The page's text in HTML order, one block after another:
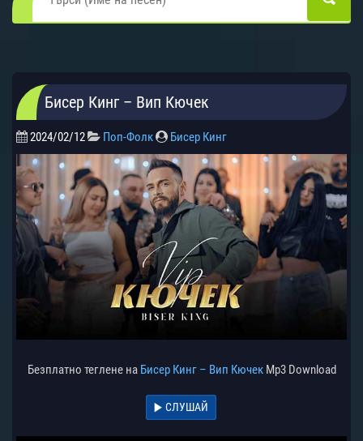
Бисер Кинг – Вип Кючек
2024/02/12 Поп-Фолк Бисер Кинг
Безплатно теглене на Бисер Кинг – Вип КючекMp3 Download
СЛУШАЙ